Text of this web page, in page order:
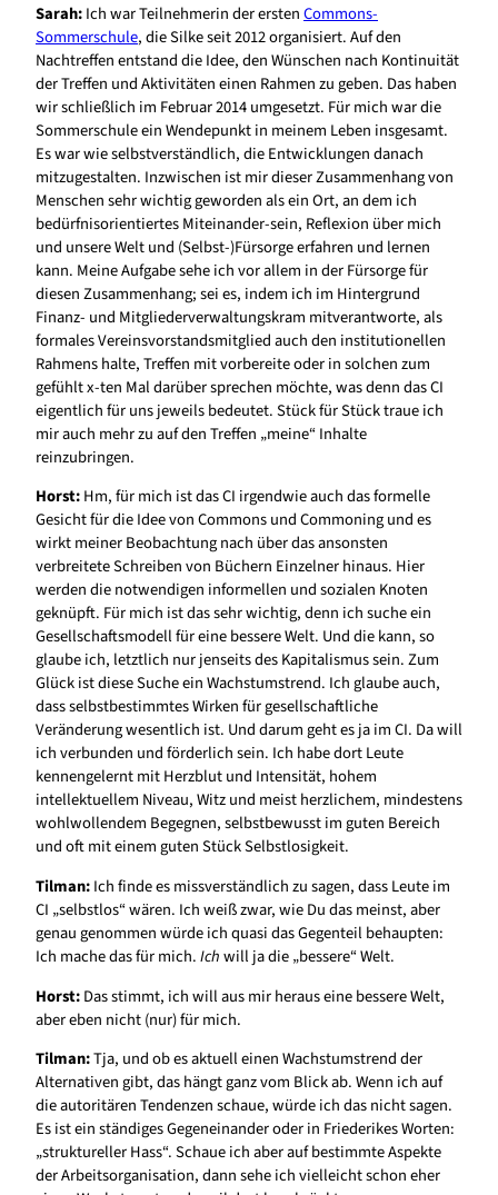
Sarah:Ich war Teilnehmerin der erstenCommons-
Sommerschule, die Silke seit 2012 organisiert. Auf den
Nachtreffen entstand die Idee, den Wünschen nach Kontinuität
der Treffen und Aktivitäten einen Rahmen zu geben. Das haben
wir schließlich im Februar 2014 umgesetzt. Für mich war die
Sommerschule ein Wendepunkt in meinem Leben insgesamt.
Es war wie selbstverständlich, die Entwicklungen danach
mitzugestalten. Inzwischen ist mir dieser Zusammenhang von
Menschen sehr wichtig geworden als ein Ort, an dem ich
bedürfnisorientiertes Miteinander-sein, Reflexion über mich
und unsere Welt und (Selbst-)Fürsorge erfahren und lernen
kann. Meine Aufgabe sehe ich vor allem in der Fürsorge für
diesen Zusammenhang; sei es, indem ich im Hintergrund
Finanz- und Mitgliederverwaltungskram mitverantworte, als
formales Vereinsvorstandsmitglied auch den institutionellen
Rahmens halte, Treffen mit vorbereite oder in solchen zum
gefühlt x-ten Mal darüber sprechen möchte, was denn das CI
eigentlich für uns jeweils bedeutet. Stück für Stück traue ich
mir auch mehr zu auf den Treffen „meine“ Inhalte
reinzubringen.
Horst:Hm, für mich ist das CI irgendwie auch das formelle
Gesicht für die Idee von Commons und Commoning und es
wirkt meiner Beobachtung nach über das ansonsten
verbreitete Schreiben von Büchern Einzelner hinaus. Hier
werden die notwendigen informellen und sozialen Knoten
geknüpft. Für mich ist das sehr wichtig, denn ich suche ein
Gesellschaftsmodell für eine bessere Welt. Und die kann, so
glaube ich, letztlich nur jenseits des Kapitalismus sein. Zum
Glück ist diese Suche ein Wachstumstrend. Ich glaube auch,
dass selbstbestimmtes Wirken für gesellschaftliche
Veränderung wesentlich ist. Und darum geht es ja im CI. Da will
ich verbunden und förderlich sein. Ich habe dort Leute
kennengelernt mit Herzblut und Intensität, hohem
intellektuellem Niveau, Witz und meist herzlichem, mindestens
wohlwollendem Begegnen, selbstbewusst im guten Bereich
und oft mit einem guten Stück Selbstlosigkeit.
Tilman:Ich finde es missverständlich zu sagen, dass Leute im
CI „selbstlos“ wären. Ich weiß zwar, wie Du das meinst, aber
genau genommen würde ich quasi das Gegenteil behaupten:
Ich mache das für mich.Ichwill ja die „bessere“ Welt.
Horst:Das stimmt, ich will aus mir heraus eine bessere Welt,
aber eben nicht (nur) für mich.
Tilman:Tja, und ob es aktuell einen Wachstumstrend der
Alternativen gibt, das hängt ganz vom Blick ab. Wenn ich auf
die autoritären Tendenzen schaue, würde ich das nicht sagen.
Es ist ein ständiges Gegeneinander oder in Friederikes Worten:
„struktureller Hass“. Schaue ich aber auf bestimmte Aspekte
der Arbeitsorganisation, dann sehe ich vielleicht schon eher